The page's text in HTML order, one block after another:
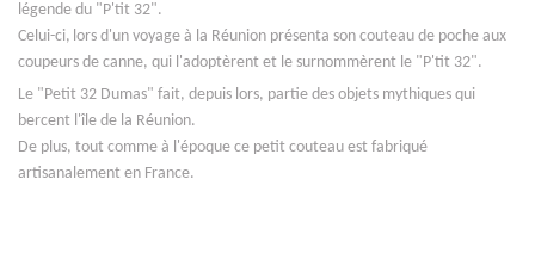
légende du "P'tit 32".
Celui-ci, lors d'un voyage à la Réunion présenta son couteau de poche aux
coupeurs de canne, qui l'adoptèrent et le surnommèrent le "P'tit 32".
Le "Petit 32 Dumas" fait, depuis lors, partie des objets mythiques qui
bercent l'île de la Réunion.
De plus, tout comme à l'époque ce petit couteau est fabriqué
artisanalement en France.